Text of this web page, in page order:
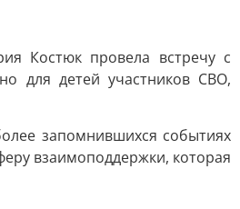
Костюк провела встречу с
для детей участников СВО,
запомнившихся событиях
взаимоподдержки, которая